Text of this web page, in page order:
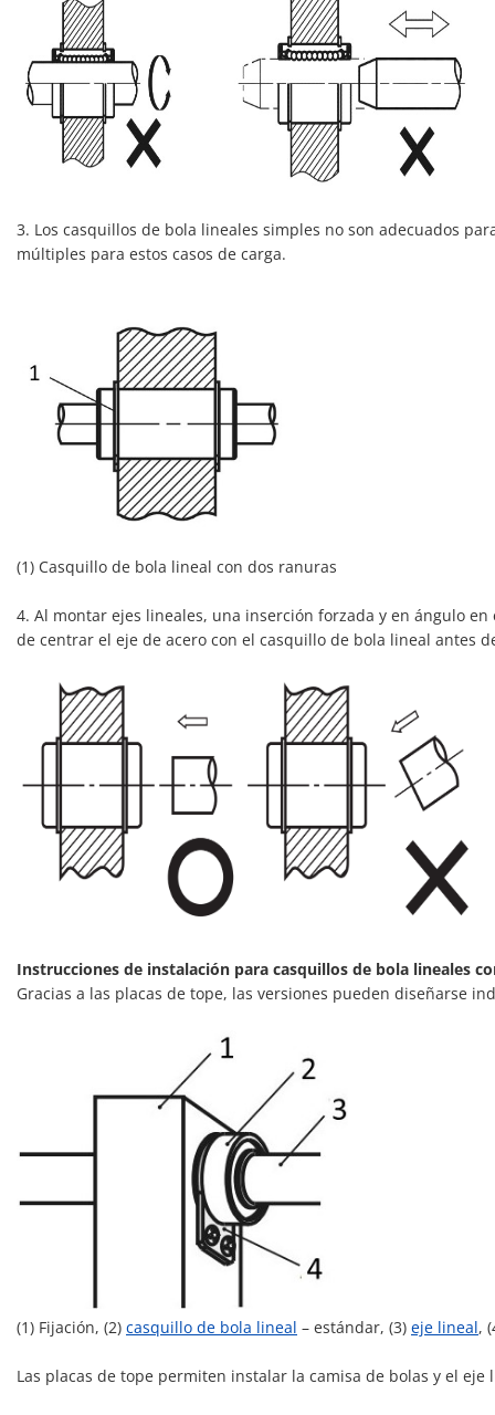
3. Los casquillos de bola lineales simples no son adecuados
múltiples para estos casos de carga.
(1) Casquillo de bola lineal con dos ranuras
4. Al montar ejes lineales, una inserción forzada y en ángulo
de centrar el eje de acero con el casquillo de bola lineal antes
Instrucciones de instalación para casquillos de bola lineales
Gracias a las placas de tope, las versiones pueden diseñarse
(1) Fijación, (2) casquillo de bola lineal – estándar, (3) eje lineal,
Las placas de tope permiten instalar la camisa de bolas y el eje